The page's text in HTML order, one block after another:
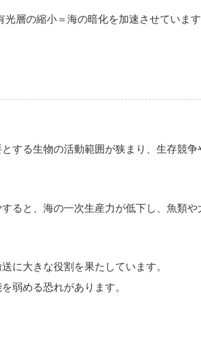
層の縮小＝海の暗化を加速させています
する生物の活動範囲が狭まり、生存競争
ると、海の一次生産力が低下し、魚類や
に大きな役割を果たしています。
弱める恐れがあります。